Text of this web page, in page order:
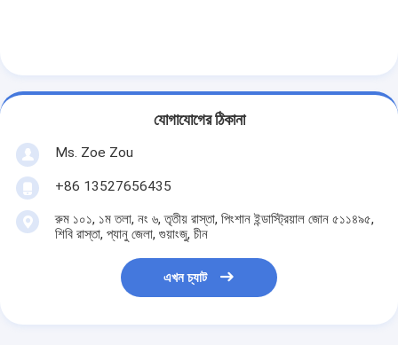
যোগাযোগের ঠিকানা
Ms. Zoe Zou
+86 13527656435
রুম ১০১, ১ম তলা, নং ৬, তৃতীয় রাস্তা, পিংশান ইন্ডাস্ট্রিয়াল জোন ৫১১৪৯৫,
শিবি রাস্তা, প্যানু জেলা, গুয়াংজু, চীন
এখন চ্যাট